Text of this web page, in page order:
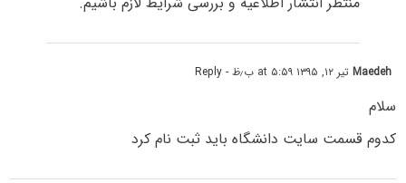
Maedehتیر ۱۲, ۱۳۹۵ at ۵:۵۹ ب٫ظ - Reply
سلام
کدوم قسمت سایت دانشگاه باید ثبت نام کرد